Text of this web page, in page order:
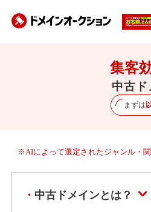
集客
中古
まずは
※AIによって選定されたジャンル・
中古ドメインとは？